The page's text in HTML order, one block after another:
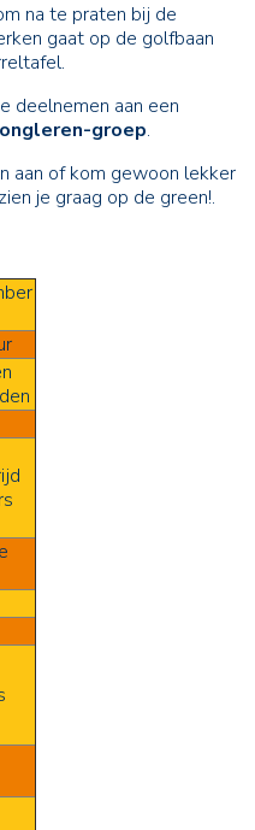
na te praten bij de
gaat op de golfbaan
deelnemen aan een
groep.
aan of kom gewoon lekker
je graag op de green!.